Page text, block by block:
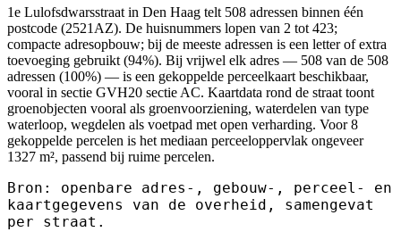
1e Lulofsdwarsstraat in Den Haag telt 508 adressen binnen één
postcode (2521AZ). De huisnummers lopen van 2 tot 423;
compacte adresopbouw; bij de meeste adressen is een letter of extra
toevoeging gebruikt (94%). Bij vrijwel elk adres — 508 van de 508
adressen (100%) — is een gekoppelde perceelkaart beschikbaar,
vooral in sectie GVH20 sectie AC. Kaartdata rond de straat toont
groenobjecten vooral als groenvoorziening, waterdelen van type
waterloop, wegdelen als voetpad met open verharding. Voor 8
gekoppelde percelen is het mediaan perceeloppervlak ongeveer
1327 m², passend bij ruime percelen.
Bron: openbare adres-, gebouw-, perceel- en
kaartgegevens van de overheid, samengevat
per straat.